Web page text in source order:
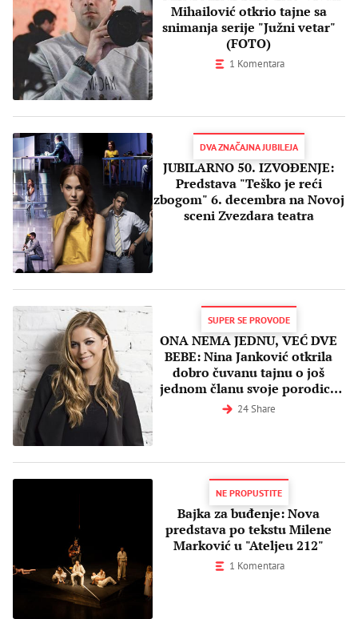
Mihailović otkrio tajne sa
snimanja serije "Južni vetar"
(FOTO)
1 Komentara
DVA ZNAČAJNA JUBILEJA
JUBILARNO 50. IZVOĐENJE:
Predstava "Teško je reći
zbogom" 6. decembra na Novoj
sceni Zvezdara teatra
SUPER SE PROVODE
ONA NEMA JEDNU, VEĆ DVE
BEBE: Nina Janković otkrila
dobro čuvanu tajnu o još
jednom članu svoje porodice
(FOTO)
24 Share
NE PROPUSTITE
Bajka za buđenje: Nova
predstava po tekstu Milene
Marković u "Ateljeu 212"
1 Komentara